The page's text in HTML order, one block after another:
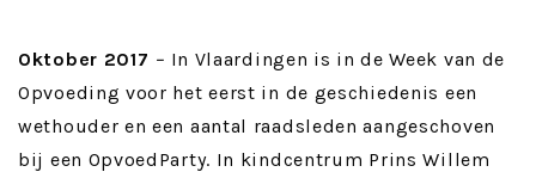
Oktober 2017 – In Vlaardingen is in de Week van de
Opvoeding voor het eerst in de geschiedenis een
wethouder en een aantal raadsleden aangeschoven
bij een OpvoedParty. In kindcentrum Prins Willem